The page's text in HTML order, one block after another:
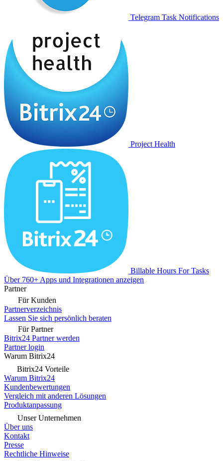
Telegram Task Notifications
Project Health
Billable Hours For Tasks
Über 760+ Apps und Integrationen anzeigen
Partner
Für Kunden
Partnerverzeichnis
Lassen Sie sich persönlich beraten
Für Partner
Bitrix24 Partner werden
Partner login
Warum Bitrix24
Bitrix24 Vorteile
Warum Bitrix24
Kundenbewertungen
Vergleich mit anderen Lösungen
Produktanpassung
Unser Unternehmen
Über uns
Kontakt
Presse
Rechtliche Hinweise